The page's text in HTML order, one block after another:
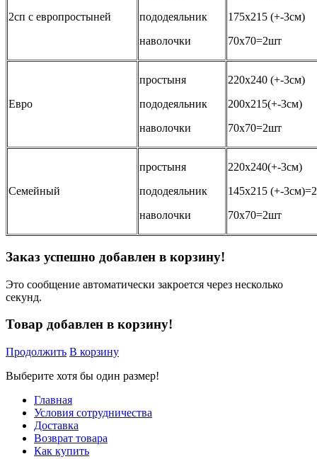
2сп с европростыней
пододеяльник
наволочки
175х215 (+-3см)
70х70=2шт
Евро
простыня
пододеяльник
наволочки
220х240 (+-3см)
200х215(+-3см)
70х70=2шт
Семейный
простыня
пододеяльник
наволочки
220х240(+-3см)
145х215 (+-
70х70=2шт
Заказ успешно добавлен в корзину!
Это сообщение автоматически закроется через несколько
секунд.
Товар добавлен в корзину!
Продолжить В корзину
Выберите хотя бы один размер!
Главная
Условия сотрудничества
Доставка
Возврат товара
Как купить